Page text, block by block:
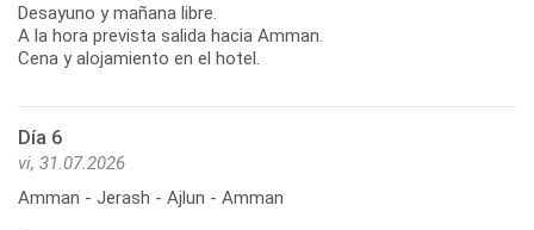
Desayuno y mañana libre.
A la hora prevista salida hacia Amman.
Cena y alojamiento en el hotel.
Día 6
vi, 31.07.2026
Amman - Jerash - Ajlun - Amman